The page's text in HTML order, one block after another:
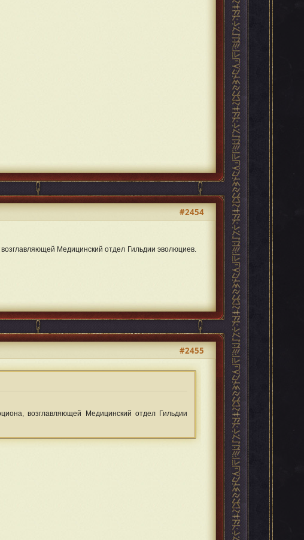
#2454
Медицинский отдел Гильдии эволюциев.
#2455
возглавляющей Медицинский отдел Гильдии